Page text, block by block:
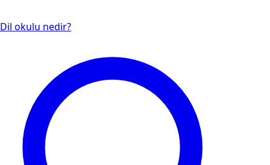
Dil okulu nedir?